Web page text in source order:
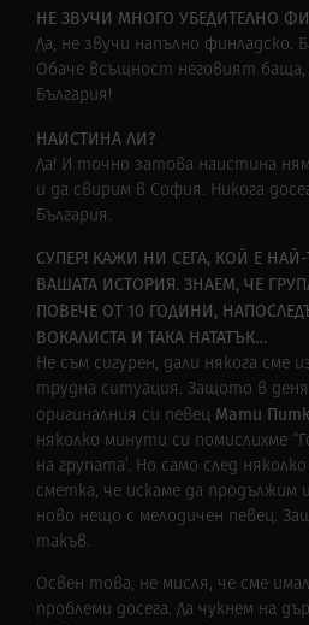
НЕ ЗВУЧИ МНОГО УБЕДИТЕЛНО
Да, не звучи напълно финладско.
Обаче всъщност неговият
България!
НАИСТИНА ЛИ?
Да! И точно затова наистина
и да свирим в София. Никога
България.
СУПЕР! КАЖИ НИ СЕГА, КОЙ Е
ВАШАТА ИСТОРИЯ. ЗНАЕМ, ЧЕ
ПОВЕЧЕ ОТ 10 ГОДИНИ,
ВОКАЛИСТА И ТАКА НАТАТЪК…
Не съм сигурен, дали някога сме
трудна ситуация. Защото в
оригиналния си певец Мати
няколко минути си помислихме
на групата’. Но само след
сметка, че искаме да продължим
ново нещо с мелодичен певец.
такъв.
Освен това, не мисля, че сме
проблеми досега. Да чукнем на